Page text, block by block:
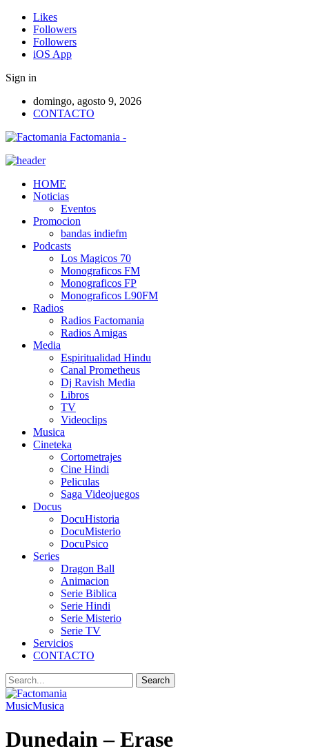
Likes
Followers
Followers
iOS App
Sign in
domingo, agosto 9, 2026
CONTACTO
Factomania -
HOME
Noticias
Eventos
Promocion
bandas indiefm
Podcasts
Los Magicos 70
Monograficos FM
Monograficos FP
Monograficos L90FM
Radios
Radios Factomania
Radios Amigas
Media
Espiritualidad Hindu
Canal Prometheus
Dj Ravish Media
Libros
TV
Videoclips
Musica
Cineteka
Cortometrajes
Cine Hindi
Peliculas
Saga Videojuegos
Docus
DocuHistoria
DocuMisterio
DocuPsico
Series
Dragon Ball
Animacion
Serie Biblica
Serie Hindi
Serie Misterio
Serie TV
Servicios
CONTACTO
MusicMusica
Dunedain – Erase